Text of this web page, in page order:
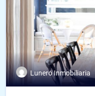
Lunero Inmobiliaria